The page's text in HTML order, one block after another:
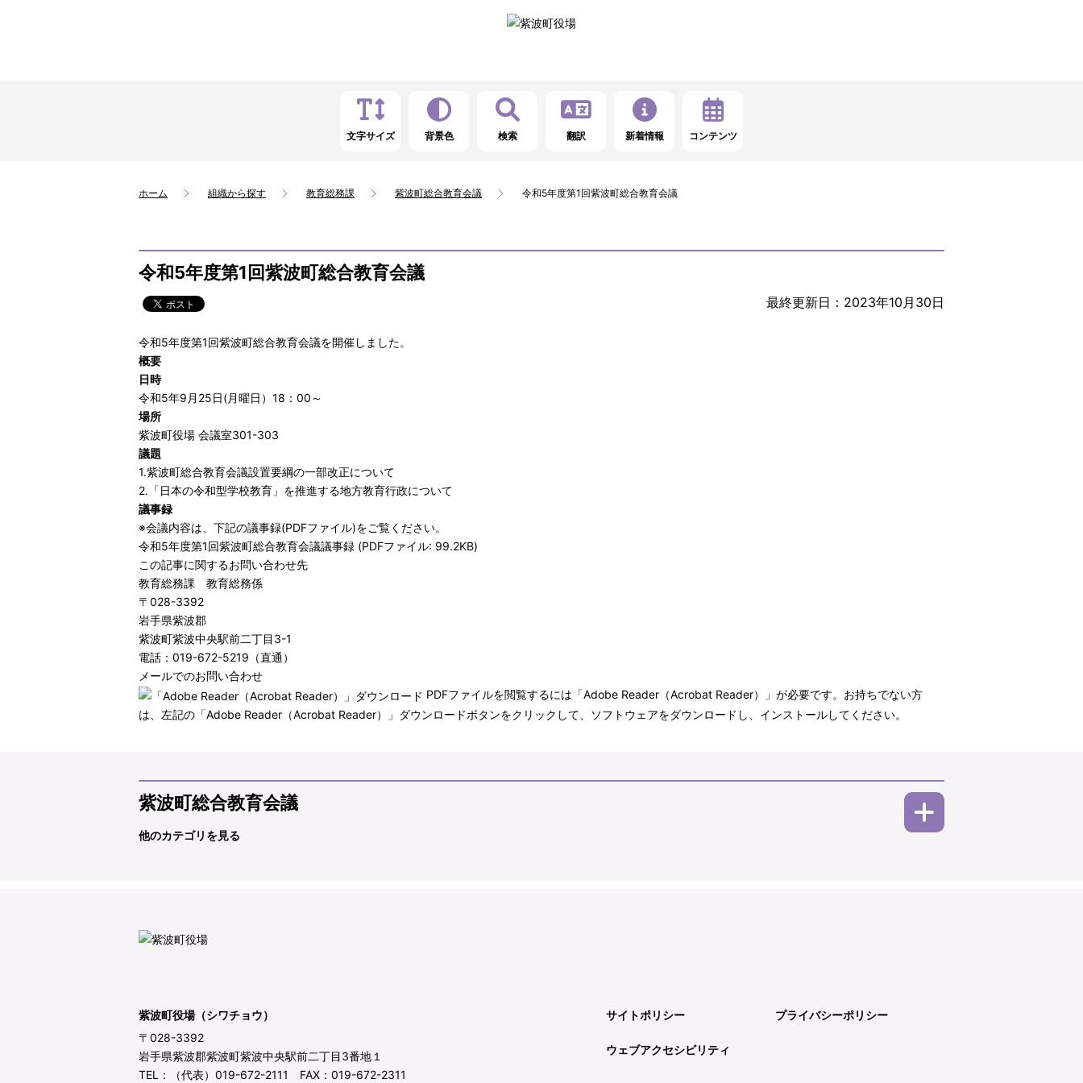
文字サイズ 背景色 検索 翻訳 新着情報 コンテンツ
ホーム 組織から探す 教育総務課 紫波町総合教育会議 令和5年度第1回紫波町総合教育会議
令和5年度第1回紫波町総合教育会議
最終更新日：2023年10月30日
令和5年度第1回紫波町総合教育会議を開催しました。
概要
日時
令和5年9月25日(月曜日）18：00～
場所
紫波町役場 会議室301-303
議題
1.紫波町総合教育会議設置要綱の一部改正について
2.「日本の令和型学校教育」を推進する地方教育行政について
議事録
※会議内容は、下記の議事録(PDFファイル)をご覧ください。
令和5年度第1回紫波町総合教育会議議事録 (PDFファイル: 99.2KB)
この記事に関するお問い合わせ先
教育総務課 教育総務係
〒028-3392
岩手県紫波郡
紫波町紫波中央駅前二丁目3-1
電話：019-672-5219（直通）
メールでのお問い合わせ
PDFファイルを閲覧するには「Adobe Reader（Acrobat Reader）」が必要です。お持ちでない方
は、左記の「Adobe Reader（Acrobat Reader）」ダウンロードボタンをクリックして、ソフトウェアをダウンロードし、インストールしてください。
紫波町総合教育会議
他のカテゴリを見る
紫波町役場（シワチョウ）
〒028-3392
岩手県紫波郡紫波町紫波中央駅前二丁目3番地１
TEL：（代表）019-672-2111 FAX：019-672-2311
サイトポリシー プライバシーポリシー
ウェブアクセシビリティ